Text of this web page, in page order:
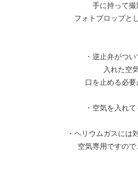
手に持って撮
フォトプロップと
・逆止弁がつい
入れた空
口を止める必要
・空気を入れて
・ヘリウムガスには
空気専用ですので